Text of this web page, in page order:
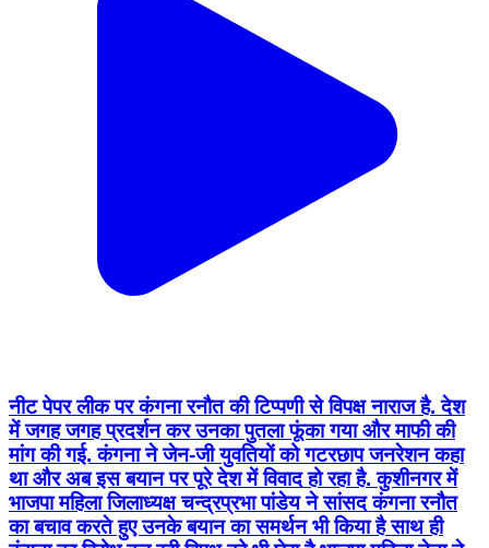
नीट पेपर लीक पर कंगना रनौत की टिप्पणी से विपक्ष नाराज है. देश
में जगह जगह प्रदर्शन कर उनका पुतला फूंका गया और माफी की
मांग की गई. कंगना ने जेन-जी युवतियों को गटरछाप जनरेशन कहा
था और अब इस बयान पर पूरे देश में विवाद हो रहा है. कुशीनगर में
भाजपा महिला जिलाध्यक्ष चन्द्रप्रभा पांडेय ने सांसद कंगना रनौत
का बचाव करते हुए उनके बयान का समर्थन भी किया है साथ ही